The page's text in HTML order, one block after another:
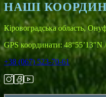
НАШІ
Кіровоградська область,
GPS координати: 48°55’13″N
+38 (067) 523-70-61